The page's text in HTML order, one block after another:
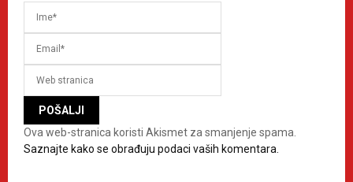
Ova web-stranica koristi Akismet za smanjenje spama.
Saznajte kako se obrađuju podaci vaših komentara.